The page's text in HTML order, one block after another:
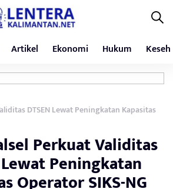
Artikel Ekonomi Hukum
DTSEN Lewat Peningkatan Kapasitas
Perkuat Validitas
Lewat Peningkatan
Operator SIKS-NG